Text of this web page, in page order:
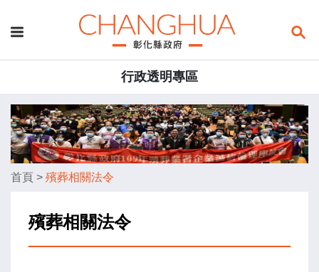
行政透明專區
首頁 > 殯葬相關法令
殯葬相關法令